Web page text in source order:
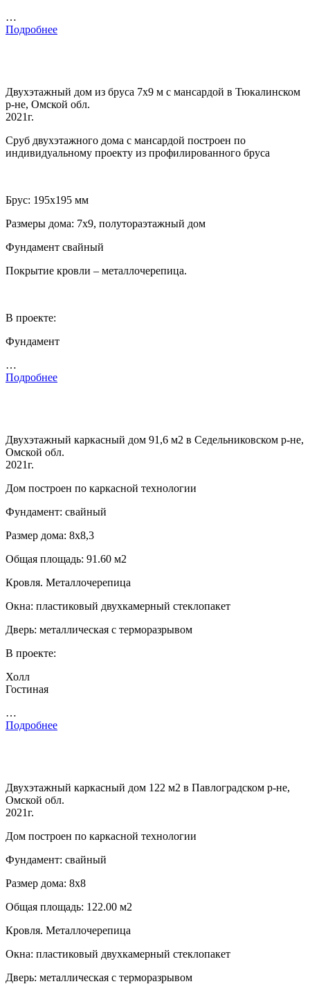
…
Подробнее
Двухэтажный дом из бруса 7х9 м с мансардой в Тюкалинском
р-не, Омской обл.
2021г.
Сруб двухэтажного дома с мансардой построен по
индивидуальному проекту из профилированного бруса
Брус: 195х195 мм
Размеры дома: 7х9, полутораэтажный дом
Фундамент свайный
Покрытие кровли – металлочерепица.
В проекте:
Фундамент
…
Подробнее
Двухэтажный каркасный дом 91,6 м2 в Седельниковском р-не,
Омской обл.
2021г.
Дом построен по каркасной технологии
Фундамент: свайный
Размер дома: 8х8,3
Общая площадь: 91.60 м2
Кровля. Металлочерепица
Окна: пластиковый двухкамерный стеклопакет
Дверь: металлическая с терморазрывом
В проекте:
Холл
Гостиная
…
Подробнее
Двухэтажный каркасный дом 122 м2 в Павлоградском р-не,
Омской обл.
2021г.
Дом построен по каркасной технологии
Фундамент: свайный
Размер дома: 8х8
Общая площадь: 122.00 м2
Кровля. Металлочерепица
Окна: пластиковый двухкамерный стеклопакет
Дверь: металлическая с терморазрывом